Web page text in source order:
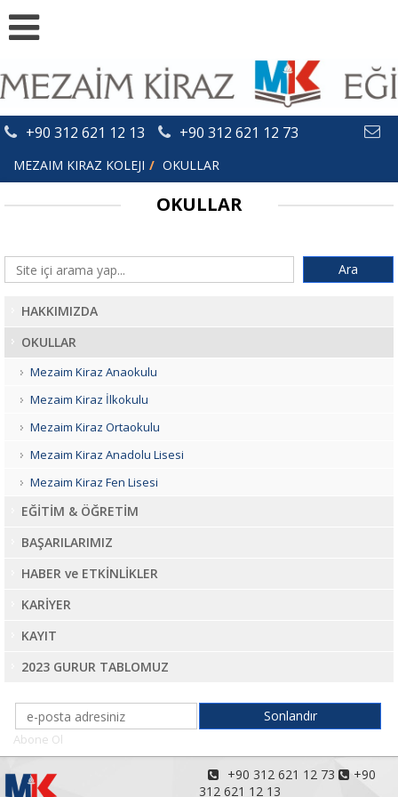
+90 312 621 12 13 +90 312 621 12 73
MEZAIM KIRAZ KOLEJI OKULLAR
OKULLAR
HAKKIMIZDA
OKULLAR
Mezaim Kiraz Anaokulu
Mezaim Kiraz İlkokulu
Mezaim Kiraz Ortaokulu
Mezaim Kiraz Anadolu Lisesi
Mezaim Kiraz Fen Lisesi
EĞİTİM & ÖĞRETİM
BAŞARILARIMIZ
HABER ve ETKİNLİKLER
KARİYER
KAYIT
2023 GURUR TABLOMUZ
Abone Ol
+90 312 621 12 73
+90
312 621 12 13